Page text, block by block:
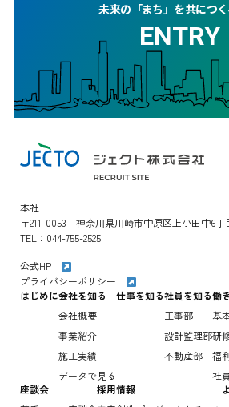
未来の「まち」を共につく
ENTRY
本社
〒211-0053 神奈川県川崎市中原区上小田中6丁
TEL： 044-755-2525
公式HP
プライバシーポリシー
はじめに会社を知る
会社概要
事業紹介
施工実績
データで見る
仕事を知る社員を知る
工事部
設計監理部
不動産部
働
基
研
福
社
座談会
採用情報